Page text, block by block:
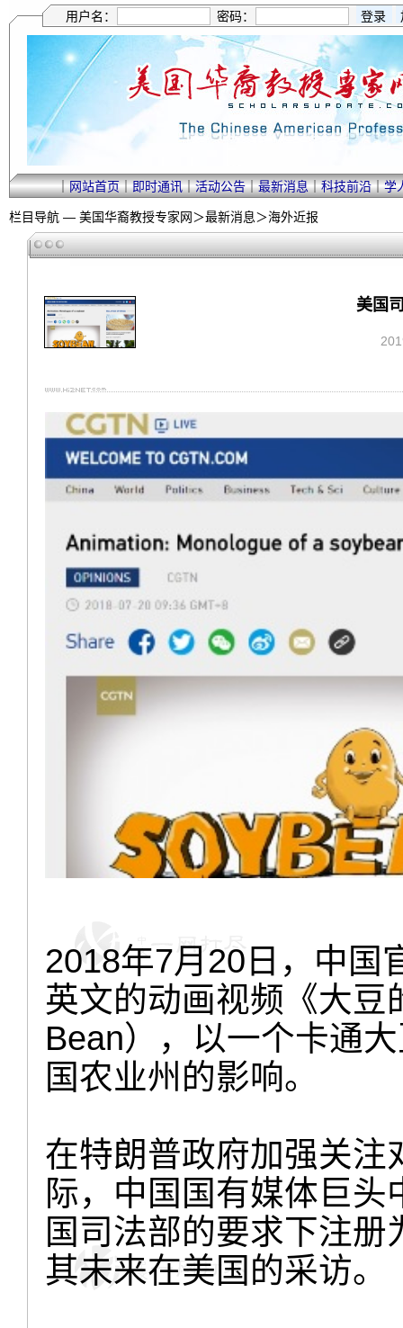
用户名： 密码：
｜网站首页｜即时通讯｜活动公告｜最新消息｜科技前沿｜学
栏目导航 — 美国华裔教授专家网＞最新消息＞海外近报
美国
2018年7月20日，中国
英文的动画视频《大
Bean），以一个卡通
国农业州的影响。
在特朗普政府加强关注
际，中国国有媒体巨
国司法部的要求下注册
其未来在美国的采访。